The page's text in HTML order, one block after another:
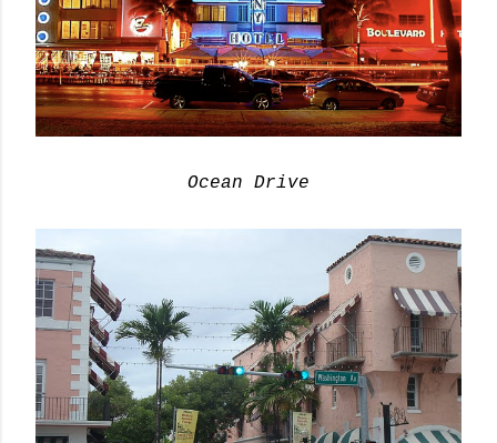
Ocean Drive